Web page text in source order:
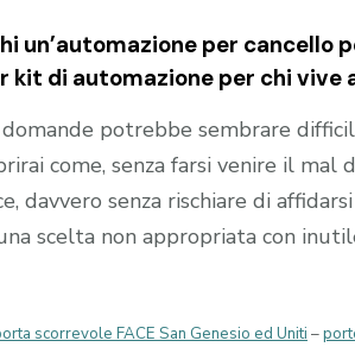
un’automazione per cancello
kit di automazione per chi vive
potrebbe sembrare
come, senza farsi venire il mal
davvero senza rischiare di
scelta non appropriata con
scorrevole FACE San Genesio ed Uniti –